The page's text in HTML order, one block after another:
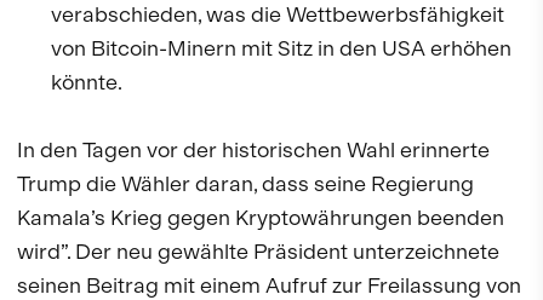
verabschieden, was die Wettbewerbsfähigkeit
von Bitcoin-Minern mit Sitz in den USA erhöhen
könnte.
In den Tagen vor der historischen Wahl erinnerte
Trump die Wähler daran, dass seine Regierung
Kamala’s Krieg gegen Kryptowährungen beenden
wird”. Der neu gewählte Präsident unterzeichnete
seinen Beitrag mit einem Aufruf zur Freilassung von